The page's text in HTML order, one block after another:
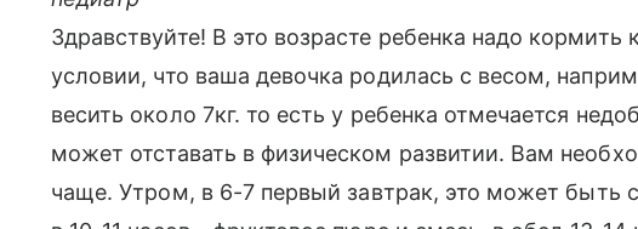
Здравствуйте! В это возрасте ребенка надо
условии, что ваша девочка родилась с весом,
весить около 7кг. то есть у ребенка отмечается
может отставать в физическом развитии. Вам
чаще. Утром, в 6-7 первый завтрак, это может быть